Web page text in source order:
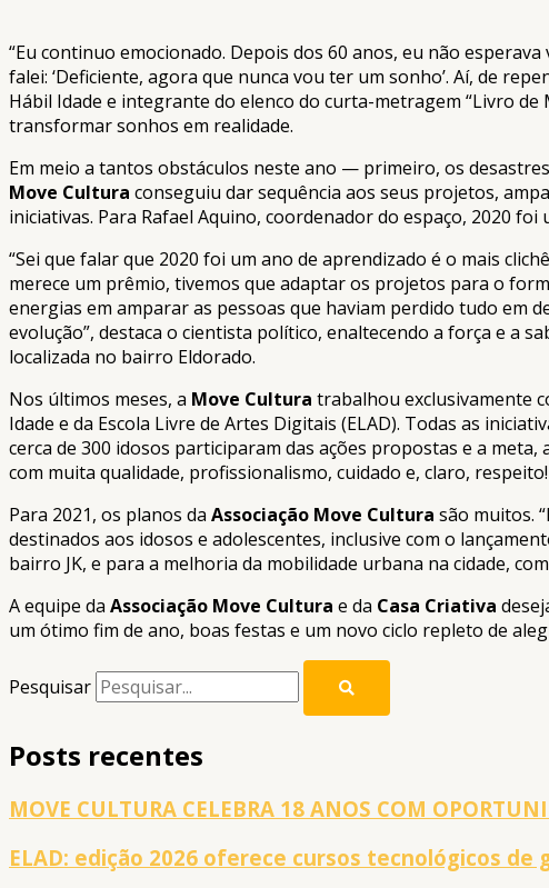
“Eu continuo emocionado. Depois dos 60 anos, eu não
falei: ‘Deficiente, agora que nunca vou ter um sonho’. Aí, de
Hábil Idade e integrante do elenco do curta-metragem “Livro
transformar sonhos em realidade.
Em meio a tantos obstáculos neste ano — primeiro, os
Move Cultura conseguiu dar sequência aos seus projetos,
iniciativas. Para Rafael Aquino, coordenador do espaço, 2020
“Sei que falar que 2020 foi um ano de aprendizado é o mais
merece um prêmio, tivemos que adaptar os projetos para o
energias em amparar as pessoas que haviam perdido tudo em
evolução”, destaca o cientista político, enaltecendo a força e a
localizada no bairro Eldorado.
Nos últimos meses, a Move Cultura trabalhou exclusivamente
Idade e da Escola Livre de Artes Digitais (ELAD). Todas as
cerca de 300 idosos participaram das ações propostas e a
com muita qualidade, profissionalismo, cuidado e, claro, respeito!
Para 2021, os planos da Associação Move Cultura são muitos.
destinados aos idosos e adolescentes, inclusive com o
bairro JK, e para a melhoria da mobilidade urbana na cidade,
A equipe da Associação Move Cultura e da Casa Criativa
um ótimo fim de ano, boas festas e um novo ciclo repleto de
Pesquisar
Posts recentes
MOVE CULTURA CELEBRA 18 ANOS COM
ELAD: edição 2026 oferece cursos tecnológicos de